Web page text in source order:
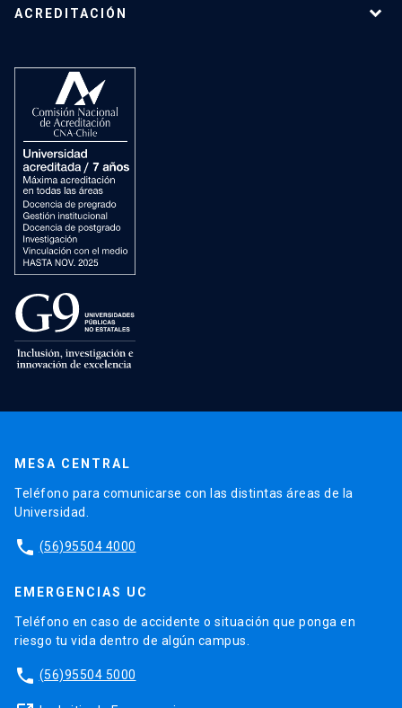
ACREDITACIÓN
MESA CENTRAL
Teléfono para comunicarse con las distintas áreas de la
Universidad.
phone (56)95504 4000
EMERGENCIAS UC
Teléfono en caso de accidente o situación que ponga en
riesgo tu vida dentro de algún campus.
phone (56)95504 5000